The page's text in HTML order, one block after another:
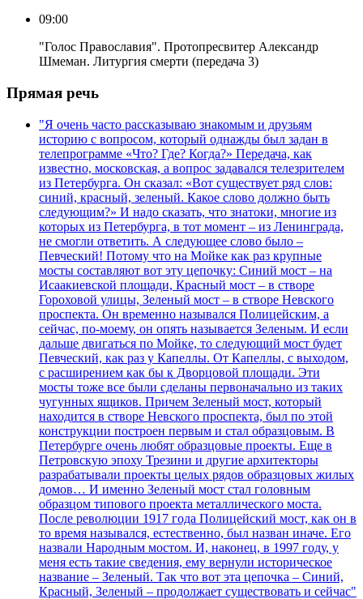
09:00
"Голос Православия". Протопресвитер Александр
Шмеман. Литургия смерти (передача 3)
Прямая речь
"Я очень часто рассказываю знакомым и друзьям
историю с вопросом, который однажды был задан в
телепрограмме «Что? Где? Когда?» Передача, как
известно, московская, а вопрос задавался телезрителем
из Петербурга. Он сказал: «Вот существует ряд слов:
синий, красный, зеленый. Какое слово должно быть
следующим?» И надо сказать, что знатоки, многие из
которых из Петербурга, в тот момент – из Ленинграда,
не смогли ответить. А следующее слово было –
Певческий! Потому что на Мойке как раз крупные
мосты составляют вот эту цепочку: Синий мост – на
Исаакиевской площади, Красный мост – в створе
Гороховой улицы, Зеленый мост – в створе Невского
проспекта. Он временно назывался Полицейским, а
сейчас, по-моему, он опять называется Зеленым. И если
дальше двигаться по Мойке, то следующий мост будет
Певческий, как раз у Капеллы. От Капеллы, с выходом,
с расширением как бы к Дворцовой площади. Эти
мосты тоже все были сделаны первоначально из таких
чугунных ящиков. Причем Зеленый мост, который
находится в створе Невского проспекта, был по этой
конструкции построен первым и стал образцовым. В
Петербурге очень любят образцовые проекты. Еще в
Петровскую эпоху Трезини и другие архитекторы
разрабатывали проекты целых рядов образцовых жилых
домов… И именно Зеленый мост стал головным
образцом типового проекта металлического моста.
После революции 1917 года Полицейский мост, как он в
то время назывался, естественно, был назван иначе. Его
назвали Народным мостом. И, наконец, в 1997 году, у
меня есть такие сведения, ему вернули историческое
название – Зеленый. Так что вот эта цепочка – Синий,
Красный, Зеленый – продолжает существовать и сейчас"